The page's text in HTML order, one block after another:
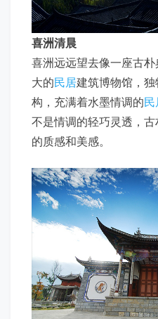
喜洲清晨
喜洲远远望去像一座古
大的民居建筑博物馆，
构，充满着水墨情调的
不是情调的轻巧灵透，
的质感和美感。